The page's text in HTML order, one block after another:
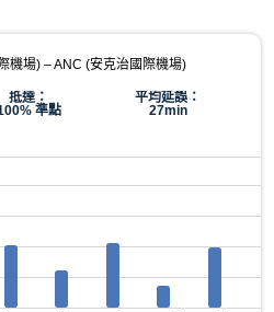
機場) – ANC (安克治國際機場)
抵達：
準點
平均延誤：
27min